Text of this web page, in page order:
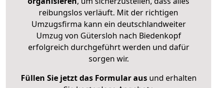
reibungslos verläuft. Mit der richtigen
Umzugsfirma kann ein deutschlandweiter
Umzug von Gütersloh nach Biedenkopf
erfolgreich durchgeführt werden und dafür
sorgen wir.
Füllen Sie jetzt das Formular ausund erhalten